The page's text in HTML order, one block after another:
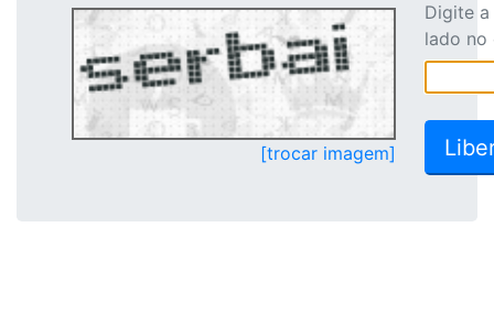
[trocar imagem]
Digite
lado no